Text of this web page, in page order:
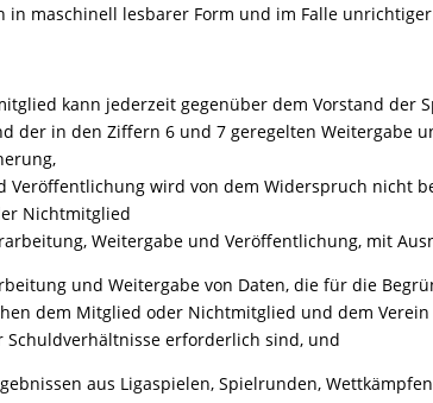
in maschinell lesbarer Form und im Falle
kann jederzeit gegenüber dem Vorstand der
der in den Ziffern 6 und 7 geregelten Weitergabe
Veröffentlichung wird von dem Widerspruch nicht
Nichtmitglied
Weitergabe und Veröffentlichung, mit
und Weitergabe von Daten, die für die
dem Mitglied oder Nichtmitglied und dem
Schuldverhältnisse erforderlich sind, und
aus Ligaspielen, Spielrunden,